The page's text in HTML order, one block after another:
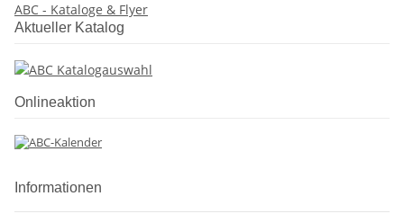
ABC - Kataloge & Flyer
Aktueller Katalog
Onlineaktion
Informationen